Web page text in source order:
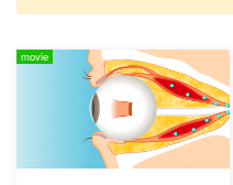
movie